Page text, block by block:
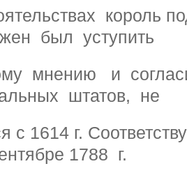
король
был уступить
мнению и
штатов, не
с 1614 г.
1788 г.